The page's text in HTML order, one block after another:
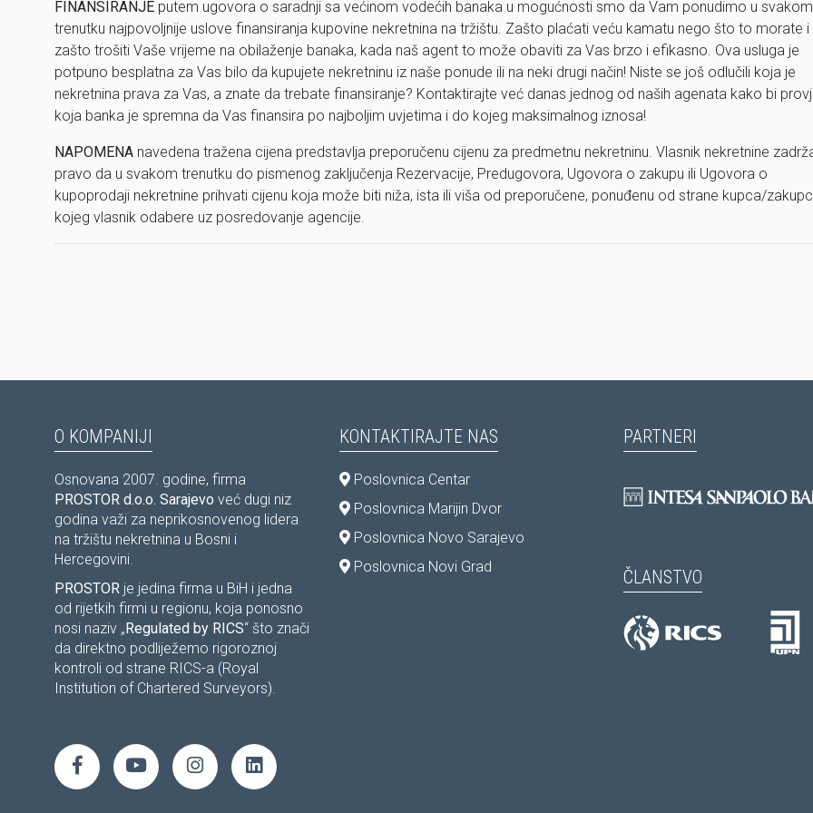
FINANSIRANJE putem ugovora o saradnji sa većinom vodećih banaka u mogućnosti smo da Vam ponudimo u svakom
trenutku najpovoljnije uslove finansiranja kupovine nekretnina na tržištu. Zašto plaćati veću kamatu nego što to morate i
zašto trošiti Vaše vrijeme na obilaženje banaka, kada naš agent to može obaviti za Vas brzo i efikasno. Ova usluga je
potpuno besplatna za Vas bilo da kupujete nekretninu iz naše ponude ili na neki drugi način! Niste se još odlučili koja je
nekretnina prava za Vas, a znate da trebate finansiranje? Kontaktirajte već danas jednog od naših agenata kako bi
koja banka je spremna da Vas finansira po najboljim uvjetima i do kojeg maksimalnog iznosa!
NAPOMENA navedena tražena cijena predstavlja preporučenu cijenu za predmetnu nekretninu. Vlasnik nekretnine
pravo da u svakom trenutku do pismenog zaključenja Rezervacije, Predugovora, Ugovora o zakupu ili Ugovora o
kupoprodaji nekretnine prihvati cijenu koja može biti niža, ista ili viša od preporučene, ponuđenu od strane kupca/
kojeg vlasnik odabere uz posredovanje agencije.
O KOMPANIJI
Osnovana 2007. godine, firma
PROSTOR d.o.o. Sarajevo već dugi niz
godina važi za neprikosnovenog lidera
na tržištu nekretnina u Bosni i
Hercegovini.
PROSTOR je jedina firma u BiH i jedna
od rijetkih firmi u regionu, koja ponosno
nosi naziv „Regulated by RICS“ što znači
da direktno podliježemo rigoroznoj
kontroli od strane RICS-a (Royal
Institution of Chartered Surveyors).
KONTAKTIRAJTE NAS
Poslovnica Centar
Poslovnica Marijin Dvor
Poslovnica Novo Sarajevo
Poslovnica Novi Grad
PARTNERI
ČLANSTVO